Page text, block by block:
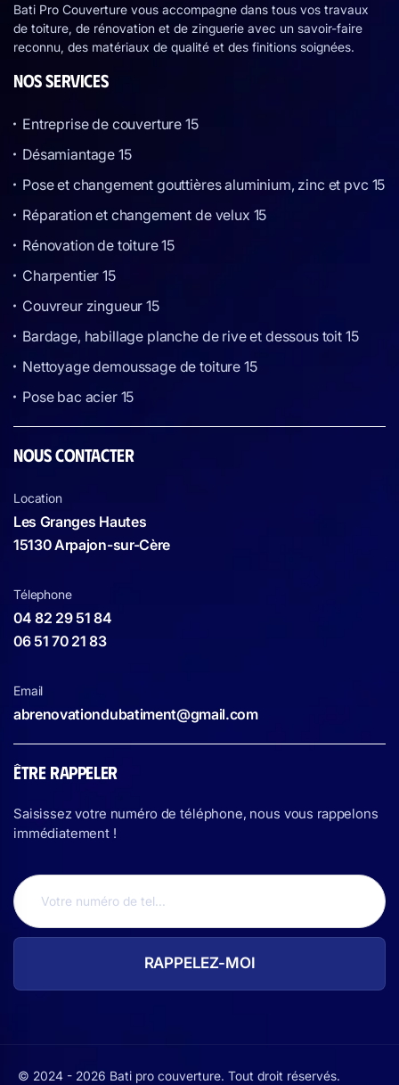
Bati Pro Couverture vous accompagne dans tous vos travaux
de toiture, de rénovation et de zinguerie avec un savoir-faire
reconnu, des matériaux de qualité et des finitions soignées.
NOS SERVICES
Entreprise de couverture 15
Désamiantage 15
Pose et changement gouttières aluminium, zinc et pvc 15
Réparation et changement de velux 15
Rénovation de toiture 15
Charpentier 15
Couvreur zingueur 15
Bardage, habillage planche de rive et dessous toit 15
Nettoyage demoussage de toiture 15
Pose bac acier 15
NOUS CONTACTER
Location
Les Granges Hautes
15130 Arpajon-sur-Cère
Télephone
04 82 29 51 84
06 51 70 21 83
Email
abrenovationdubatiment@gmail.com
ÊTRE RAPPELER
Saisissez votre numéro de téléphone, nous vous rappelons
immédiatement !
© 2024 - 2026 Bati pro couverture. Tout droit réservés.